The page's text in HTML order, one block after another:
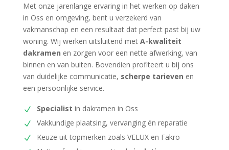
Met onze jarenlange ervaring in het werken op daken
in Oss en omgeving, bent u verzekerd van
vakmanschap en een resultaat dat perfect past bij uw
woning. Wij werken uitsluitend met A-kwaliteit
dakramen en zorgen voor een nette afwerking, van
binnen en van buiten. Bovendien profiteert u bij ons
van duidelijke communicatie, scherpe tarieven en
een persoonlijke service.
Specialist in dakramen in Oss
Vakkundige plaatsing, vervanging én reparatie
Keuze uit topmerken zoals VELUX en Fakro